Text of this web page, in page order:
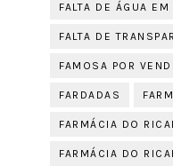
FALTA DE ÁGUA
FALTA DE
FAMOSA POR
FARDADAS
FARMÁCIA DO
FARMÁCIA DO